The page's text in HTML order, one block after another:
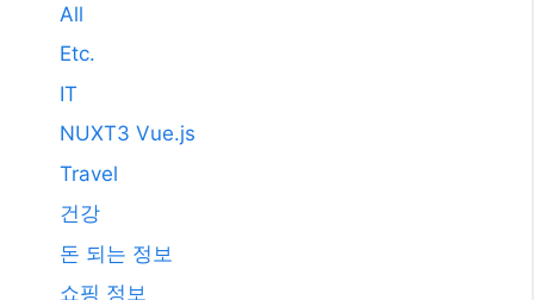
All
Etc.
IT
NUXT3 Vue.js
Travel
건강
돈 되는 정보
쇼핑 정보